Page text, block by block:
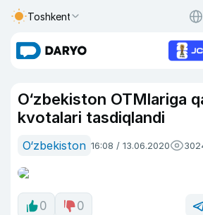
Toshkent
O‘zbekiston OTMlariga
kvotalari tasdiqlandi
O‘zbekiston 16:08 / 13.06.2020
0 0